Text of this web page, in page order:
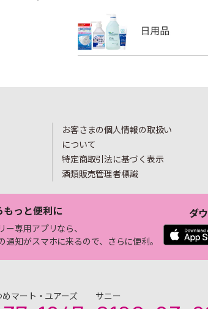
お客さまの個人情報の取扱い
について
特定商取引法に基づく表示
酒類販売管理者標識
もっと便利に
ー専用アプリなら、
通知がスマホに来るので、さらに便利。
ダ
マート・ユアーズ
サニー